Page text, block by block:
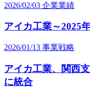
2026/02/03 企業業績
アイカ工業～2025
2026/01/13 事業戦略
アイカ工業、関西
に統合